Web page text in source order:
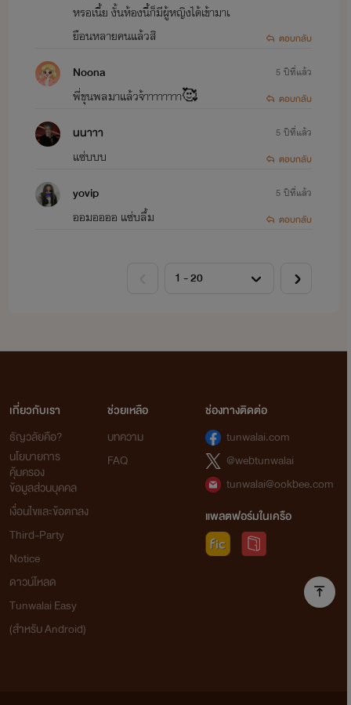
หรอเนี้ย งั้นห้องนี้ก็มีผู้หญิงได้เข้ามาเ
ยือนหลายคนแล้วสิ
ตอบกลับ
Noona
พี่ขุนพลมาแล้วจ้าาาาาาาา🥰
5 ปีที่แล้ว
ตอบกลับ
นนาาา
แซ่บบบ
5 ปีที่แล้ว
ตอบกลับ
yovip
ออมออออ แซ่บลื้ม
5 ปีที่แล้ว
ตอบกลับ
เกี่ยวกับเรา
ธัญวลัยคือ?
นโยบายการ
คุ้มครอง
ข้อมูลส่วนบุคคล
เงื่อนไขและข้อตกลง
Third-Party
Notice
ดาวน์โหลด
Tunwalai Easy
(สำหรับ Android)
ช่วยเหลือ
บทความ
FAQ
ช่องทางติดต่อ
tunwalai.com
@webtunwalai
tunwalai@ookbee.com
แพลตฟอร์มในเครือ